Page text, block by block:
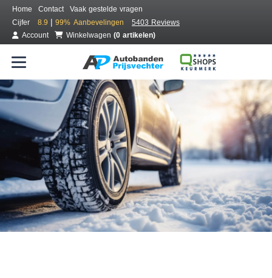
Home Contact
Vaak gestelde vragen
Cijfer
8.9 | 99% Aanbevelingen
5403 Reviews
Account
Winkelwagen (0 artikelen)
Bestel voordelig winterbanden
Gratis bezorgd of montage bij jou in de buurt
Seizoen:
Merken: